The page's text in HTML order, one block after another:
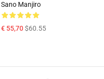
Sano Manjiro
€ 55,70$60.55